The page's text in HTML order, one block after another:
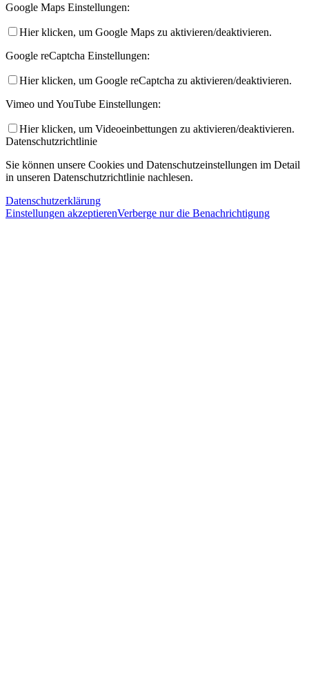
Google Maps Einstellungen:
Hier klicken, um Google Maps zu aktivieren/deaktivieren.
Google reCaptcha Einstellungen:
Hier klicken, um Google reCaptcha zu aktivieren/deaktivieren.
Vimeo und YouTube Einstellungen:
Hier klicken, um Videoeinbettungen zu aktivieren/deaktivieren.
Datenschutzrichtlinie
Sie können unsere Cookies und Datenschutzeinstellungen im Detail
in unseren Datenschutzrichtlinie nachlesen.
Datenschutzerklärung
Einstellungen akzeptierenVerberge nur die Benachrichtigung